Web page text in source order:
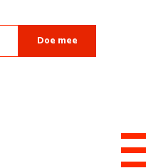
Doe mee